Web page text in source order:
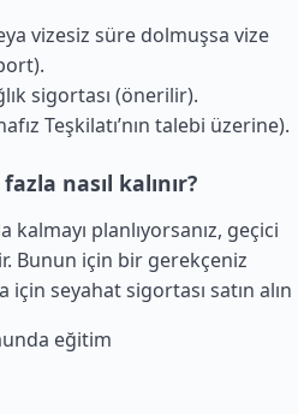
vizesiz süre dolmuşsa vize
sigortası (önerilir).
Teşkilatı’nın talebi üzerine).
nasıl kalınır?
kalmayı planlıyorsanız, geçici
Bunun için bir gerekçeniz
için seyahat sigortası satın alın
eğitim